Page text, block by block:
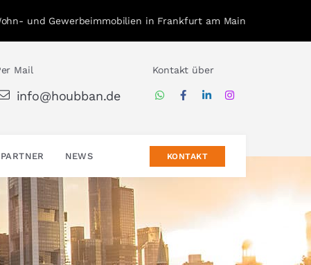
und Gewerbeimmobilien in Frankfurt am Main
Mail
info@houbban.de
Kontakt über
PARTNER NEWS KONTAKT